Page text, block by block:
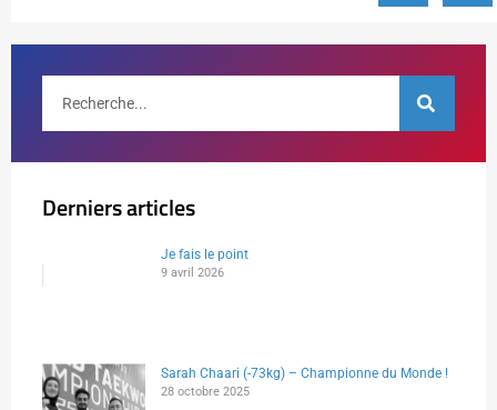
Derniers articles
Je fais le point
9 avril 2026
Sarah Chaari (-73kg) – Championne du Monde !
28 octobre 2025